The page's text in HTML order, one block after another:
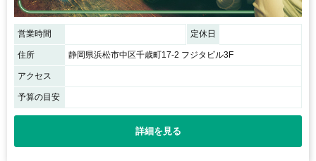
営業時間 定休日
住所 静岡県浜松市中区千歳町17-2 フジタビル3F
アクセス
予算の目安
詳細を見る